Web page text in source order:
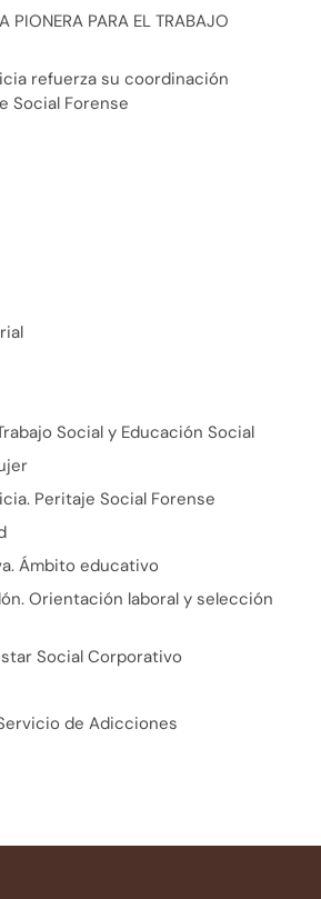
PIONERA PARA EL TRABAJO
refuerza su coordinación
Social Forense
Social y Educación Social
Peritaje Social Forense
Ámbito educativo
Orientación laboral y selección
Social Corporativo
de Adicciones